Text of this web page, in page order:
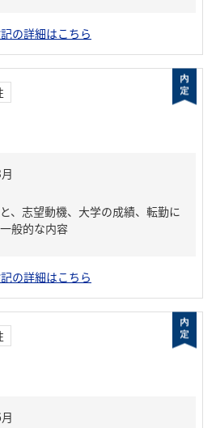
の詳細はこちら
、志望動機、大学の成績、転勤に
般的な内容
の詳細はこちら